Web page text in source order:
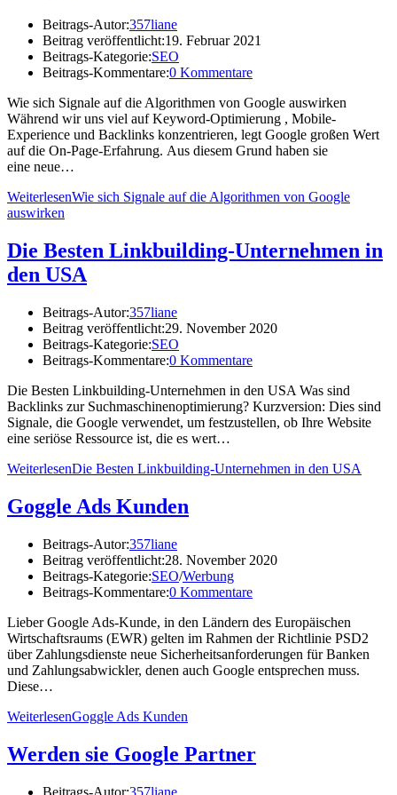
Beitrags-Autor:357liane
Beitrag veröffentlicht:19. Februar 2021
Beitrags-Kategorie:SEO
Beitrags-Kommentare:0 Kommentare
Wie sich Signale auf die Algorithmen von Google auswirken
Während wir uns viel auf Keyword-Optimierung , Mobile-
Experience und Backlinks konzentrieren, legt Google großen Wert
auf die On-Page-Erfahrung. Aus diesem Grund haben sie
eine neue…
WeiterlesenWie sich Signale auf die Algorithmen von Google
auswirken
Die Besten Linkbuilding-Unternehmen in
den USA
Beitrags-Autor:357liane
Beitrag veröffentlicht:29. November 2020
Beitrags-Kategorie:SEO
Beitrags-Kommentare:0 Kommentare
Die Besten Linkbuilding-Unternehmen in den USA Was sind
Backlinks zur Suchmaschinenoptimierung? Kurzversion: Dies sind
Signale, die Google verwendet, um festzustellen, ob Ihre Website
eine seriöse Ressource ist, die es wert…
WeiterlesenDie Besten Linkbuilding-Unternehmen in den USA
Goggle Ads Kunden
Beitrags-Autor:357liane
Beitrag veröffentlicht:28. November 2020
Beitrags-Kategorie:SEO/Werbung
Beitrags-Kommentare:0 Kommentare
Lieber Google Ads-Kunde, in den Ländern des Europäischen
Wirtschaftsraums (EWR) gelten im Rahmen der Richtlinie PSD2
über Zahlungsdienste neue Sicherheitsanforderungen für Banken
und Zahlungsabwickler, denen auch Google entsprechen muss.
Diese…
WeiterlesenGoggle Ads Kunden
Werden sie Google Partner
Beitrags-Autor:357liane